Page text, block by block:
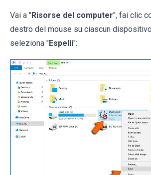
Vai a "Risorse del computer", fai clic
destro del mouse su ciascun
seleziona "Espelli":